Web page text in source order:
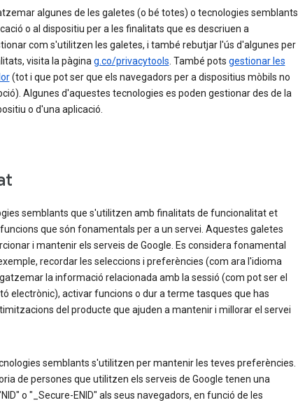
algunes de les galetes (o bé totes) o tecnologies semblants
o al dispositiu per a les finalitats que es descriuen a
com s'utilitzen les galetes, i també rebutjar l'ús d'algunes per
visita la pàginag.co/privacytools. També pots gestionar les
(tot i que pot ser que els navegadors per a dispositius mòbils no
Algunes d'aquestes tecnologies es poden gestionar des de la
o d'una aplicació.
semblants que s'utilitzen amb finalitats de funcionalitat et
que són fonamentals per a un servei. Aquestes galetes
i mantenir els serveis de Google. Es considera fonamental
recordar les seleccions i preferències (com ara l'idioma
la informació relacionada amb la sessió (com pot ser el
electrònic), activar funcions o dur a terme tasques que has
del producte que ajuden a mantenir i millorar el servei
semblants s'utilitzen per mantenir les teves preferències.
de persones que utilitzen els serveis de Google tenen una
o "_Secure-ENID" als seus navegadors, en funció de les